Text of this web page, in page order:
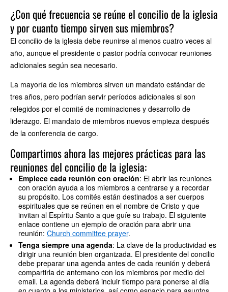
¿Con qué frecuencia se reúne el concilio de la iglesia
y por cuanto tiempo sirven sus miembros?
El concilio de la iglesia debe reunirse al menos cuatro veces al
año, aunque el presidente o pastor podría convocar reuniones
adicionales según sea necesario.
La mayoría de los miembros sirven un mandato estándar de
tres años, pero podrían servir períodos adicionales si son
relegidos por el comité de nominaciones y desarrollo de
liderazgo. El mandato de miembros nuevos empieza después
de la conferencia de cargo.
Compartimos ahora las mejores prácticas para las
reuniones del concilio de la iglesia:
Empiece cada reunión con oración: El abrir las reuniones
con oración ayuda a los miembros a centrarse y a recordar
su propósito. Los comités están destinados a ser cuerpos
espirituales que se reúnen en el nombre de Cristo y que
invitan al Espíritu Santo a que guíe su trabajo. El siguiente
enlace contiene un ejemplo de oración para abrir una
reunión: Church committee prayer.
Tenga siempre una agenda: La clave de la productividad es
dirigir una reunión bien organizada. El presidente del concilio
debe preparar una agenda antes de cada reunión y deberá
compartirla de antemano con los miembros por medio del
email. La agenda deberá incluir tiempo para ponerse al día